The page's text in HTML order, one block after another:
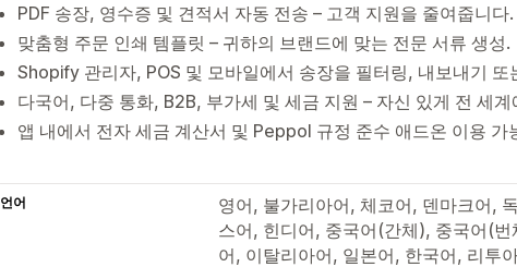
PDF 송장, 영수증 및 견적서 자동 전송 – 고객 지원을 줄여줍니다.
맞춤형 주문 인쇄 템플릿 – 귀하의 브랜드에 맞는 전문 서류 생성.
Shopify 관리자, POS 및 모바일에서 송장을 필터링, 내보내기 또
다국어, 다중 통화, B2B, 부가세 및 세금 지원 – 자신 있게 전 세계
앱 내에서 전자 세금 계산서 및 Peppol 규정 준수 애드온 이용 가
언어
영어, 불가리아어, 체코어, 덴마크어,
스어, 힌디어, 중국어(간체), 중국어(
어, 이탈리아어, 일본어, 한국어, 리투